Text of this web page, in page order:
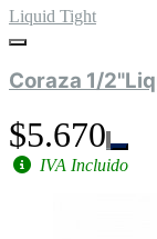
Liquid Tight
Coraza 1/
$5.670
IVA Incluido